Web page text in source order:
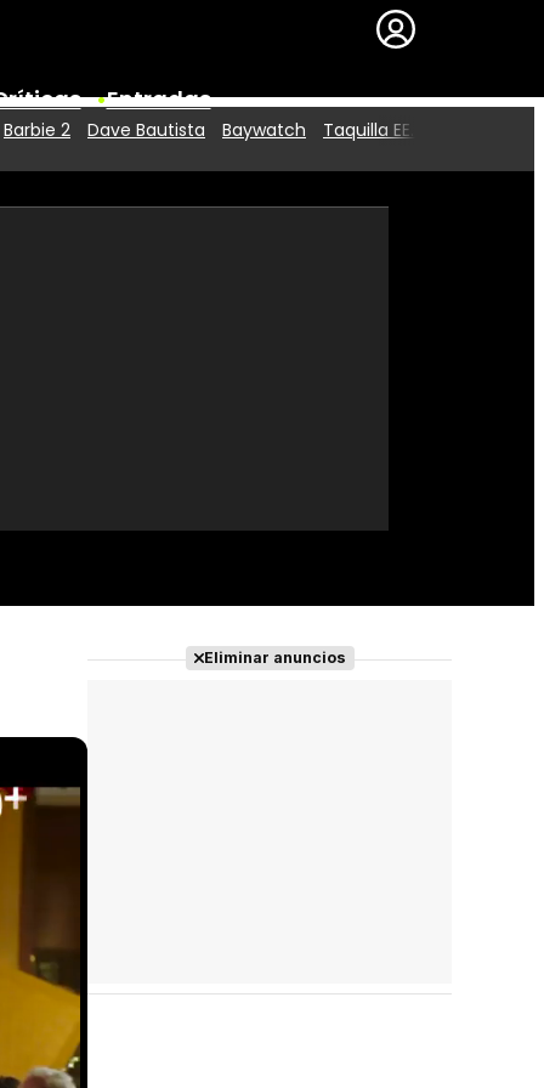
Entradas
Premios
Barbie 2 Dave Bautista Baywatch Taquilla EE.UU.
Eliminar anuncios